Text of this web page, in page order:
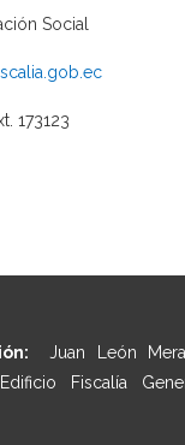
Social
173123
Juan León
Edificio Fiscalía